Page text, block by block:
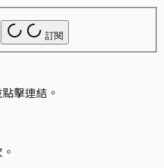
訂閱
擊連結。